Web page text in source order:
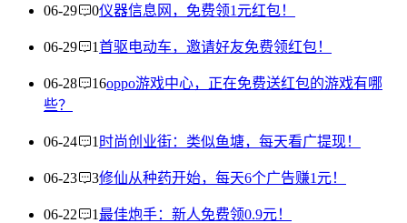
06-29 0仪器信息网，免费领1元红包！
06-29 1首驱电动车，邀请好友免费领红包！
06-28 16oppo游戏中心，正在免费送红包的游戏有哪
些？
06-24 1 时尚创业街：类似鱼塘，每天看广提现！
06-23 3修仙从种药开始，每天6个广告赚1元！
06-22 1最佳炮手：新人免费领0.9元！